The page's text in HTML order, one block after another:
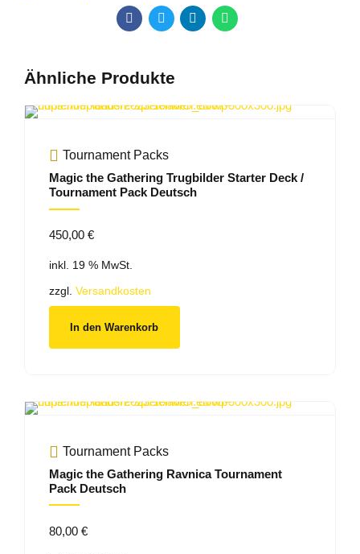
Ähnliche Produkte
Tournament Packs
Magic the Gathering Trugbilder Starter Deck /
Tournament Pack Deutsch
450,00 €
inkl. 19 % MwSt.
zzgl. Versandkosten
In den Warenkorb
Tournament Packs
Magic the Gathering Ravnica Tournament
Pack Deutsch
80,00 €